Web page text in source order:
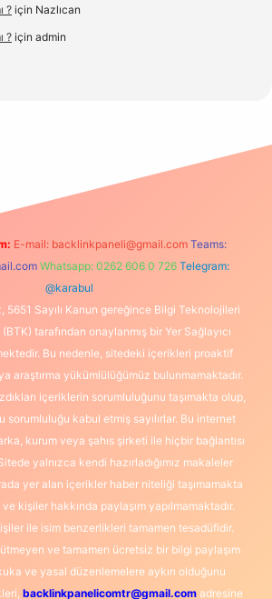
? için Nazlıcan
? için admin
E-mail: backlinkpaneli@gmail.com Teams:
Whatsapp: 0262 606 0 726 Telegram:
@karabul
5651 Sayılı Kanun gereğince Bilgi Teknolojileri
tarafından onaylanmış bir Yer Sağlayıcı
Bu nedenle, sitedeki içerikleri proaktif
araştırma yükümlülüğümüz bulunmamaktadır.
içeriklerin sorumluluğunu taşımakta olup,
sorumluluğu kabul etmiş sayılırlar. Bu internet
kurum veya şahıs şirketi ile hiçbir bağlantısı
yalnızca kendi hazırladığımız makaleler
yer alan içerikler haber niteliği taşımamakta
kişiler hakkında paylaşım yapılmamaktadır.
ile isim benzerlikleri tamamen tesadüfidir.
ve tamamen ücretsiz bir bilgi paylaşım
ve yasal düzenlemelere aykırı olduğunu
backlinkpanelicomtr@gmail.comadresine